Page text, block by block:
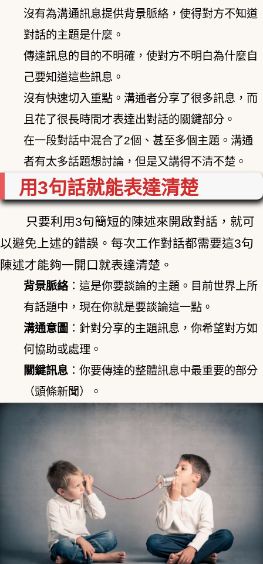
沒有為溝通訊息提供背景脈絡，使得對方不知道
對話的主題是什麼。
傳達訊息的目的不明確，使對方不明白為什麼自
己要知道這些訊息。
沒有快速切入重點。溝通者分享了很多訊息，而
且花了很長時間才表達出對話的關鍵部分。
在一段對話中混合了2個、甚至多個主題。溝通
者有太多話題想討論，但是又講得不清不楚。
用3句話就能表達清楚
只要利用3句簡短的陳述來開啟對話，就可
以避免上述的錯誤。每次工作對話都需要這3句
陳述才能夠一開口就表達清楚。
背景脈絡：這是你要談論的主題。目前世界上所
有話題中，現在你就是要談論這一點。
溝通意圖 ：針對分享的主題訊息，你希望對方如
何協助或處理。
關鍵訊息 ：你要傳達的整體訊息中最重要的部分
（頭條新聞）。